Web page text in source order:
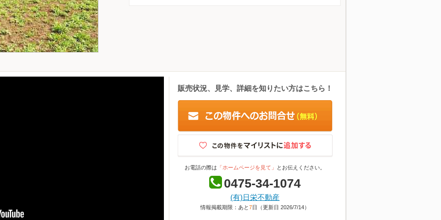
販売状況、見学、詳細を知りたい方はこちら！
お電話の際は 「ホームページを見て」 とお伝えください。
0475-34-1074
(有)日栄不動産
情報掲載期限：あと7日（更新日 2026/7/14）